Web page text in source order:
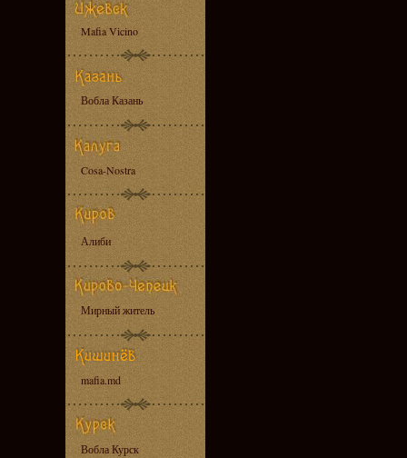
Mafia Vicino
Вобла Казань
Cosa-Nostra
Алиби
Мирный житель
mafia.md
Вобла Курск